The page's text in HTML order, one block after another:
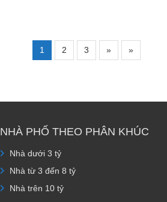
1 2 3 » »
NHÀ PHỐ THEO PHÂN KHÚC
Nhà dưới 3 tỷ
Nhà từ 3 đến 8 tỷ
Nhà trên 10 tỷ